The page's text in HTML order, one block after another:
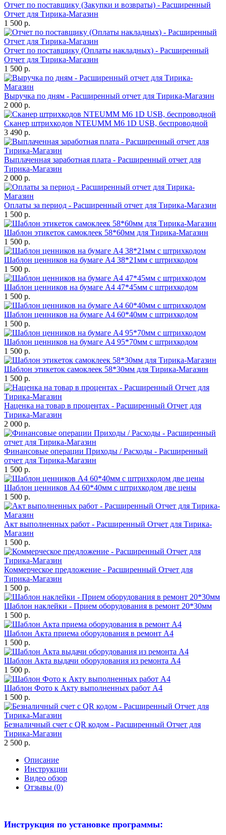
Отчет по поставщику (Закупки и возвраты) - Расширенный
Отчет для Тирика-Магазин
1 500 р.
Отчет по поставщику (Оплаты накладных) - Расширенный
Отчет для Тирика-Магазин
1 500 р.
Выручка по дням - Расширенный отчет для Тирика-Магазин
2 000 р.
Сканер штрихкодов NTEUMM M6 1D USB, беспроводной
3 490 р.
Выплаченная заработная плата - Расширенный отчет для
Тирика-Магазин
2 000 р.
Оплаты за период - Расширенный отчет для Тирика-Магазин
1 500 р.
Шаблон этикеток самоклеек 58*60мм для Тирика-Магазин
1 500 р.
Шаблон ценников на бумаге А4 38*21мм с штрихкодом
1 500 р.
Шаблон ценников на бумаге А4 47*45мм с штрихкодом
1 500 р.
Шаблон ценников на бумаге А4 60*40мм с штрихкодом
1 500 р.
Шаблон ценников на бумаге А4 95*70мм с штрихкодом
1 500 р.
Шаблон этикеток самоклеек 58*30мм для Тирика-Магазин
1 500 р.
Наценка на товар в процентах - Расширенный Отчет для
Тирика-Магазин
2 000 р.
Финансовые операции Приходы / Расходы - Расширенный
отчет для Тирика-Магазин
1 500 р.
Шаблон ценников А4 60*40мм с штрихкодом две цены
1 500 р.
Акт выполненных работ - Расширенный Отчет для Тирика-
Магазин
1 500 р.
Коммерческое предложение - Расширенный Отчет для
Тирика-Магазин
1 500 р.
Шаблон наклейки - Прием оборудования в ремонт 20*30мм
1 500 р.
Шаблон Акта приема оборудования в ремонт А4
1 500 р.
Шаблон Акта выдачи оборудования из ремонта А4
1 500 р.
Шаблон Фото к Акту выполненных работ А4
1 500 р.
Безналичный счет с QR кодом - Расширенный Отчет для
Тирика-Магазин
2 500 р.
Описание
Инструкции
Видео обзор
Отзывы (0)
Инструкция по установке программы: